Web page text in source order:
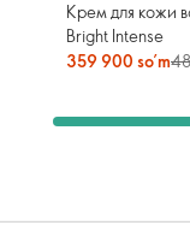
Крем для кожи
Bright Intense
359 900 so’m